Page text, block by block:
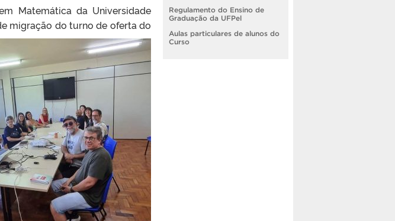
Matemática da Universidade
migração do turno de oferta do
Regulamento do Ensino de
Graduação da UFPel
Aulas particulares de alunos do
Curso